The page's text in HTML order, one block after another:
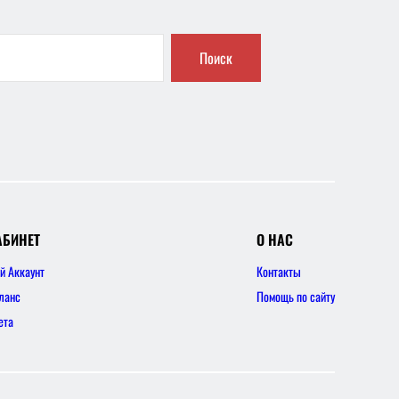
Поиск
Аккаунт
О НАС
Контакты
Помощь по сайту